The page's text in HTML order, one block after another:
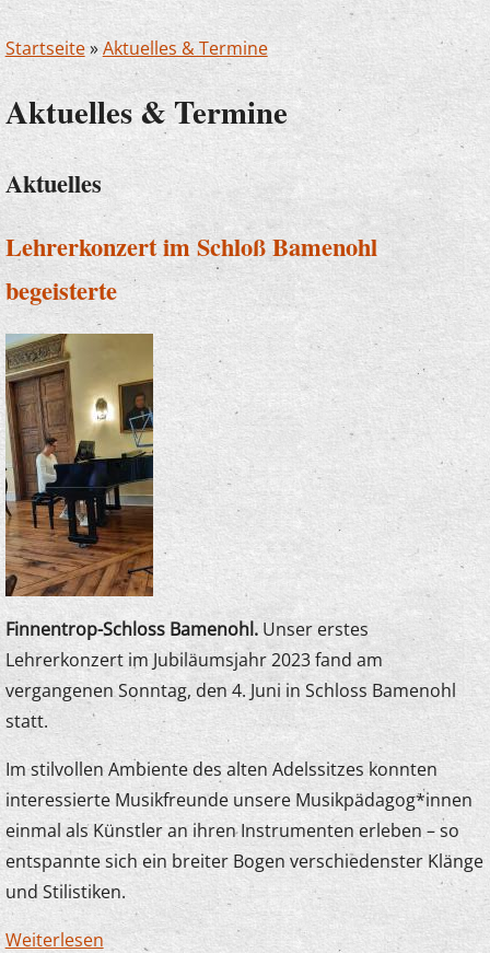
Startseite»Aktuelles & Termine
Aktuelles & Termine
Aktuelles
Lehrerkonzert im Schloß Bamenohl
begeisterte
Finnentrop-Schloss Bamenohl.Unser erstes
Lehrerkonzert im Jubiläumsjahr 2023 fand am
vergangenen Sonntag, den 4. Juni in Schloss Bamenohl
statt.
Im stilvollen Ambiente des alten Adelssitzes konnten
interessierte Musikfreunde unsere Musikpädagog*innen
einmal als Künstler an ihren Instrumenten erleben – so
entspannte sich ein breiter Bogen verschiedenster Klänge
und Stilistiken.
Weiterlesen über Lehrerkonzert im Schloß Bamenohl